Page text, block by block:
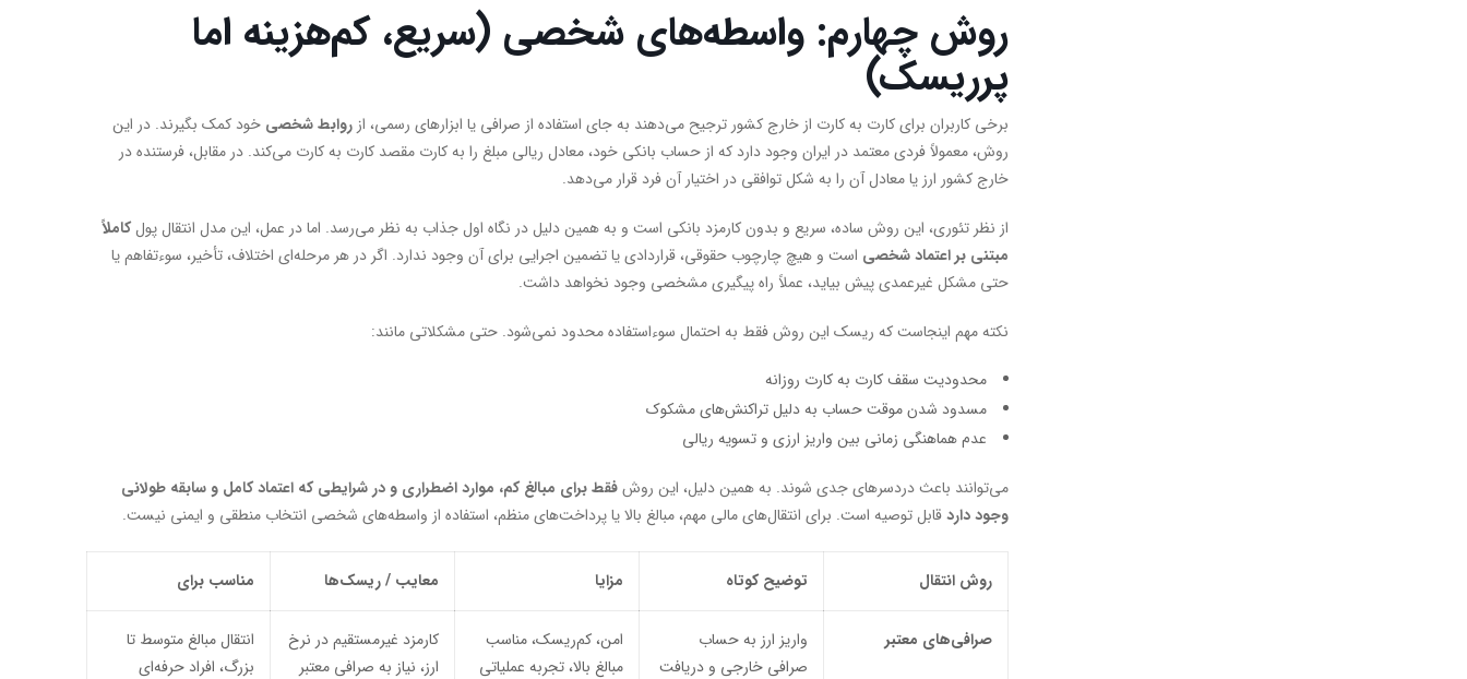
روش چهارم: واسطه‌های شخصی (سریع، کم‌هزینه اما
پرریسک)
برخی کاربران برای کارت به کارت از خارج کشور ترجیح می‌دهند به جای استفاده از صرافی یا ابزارهای رسمی، از روابط شخصی خود کمک بگیرند. در این
روش، معمولاً فردی معتمد در ایران وجود دارد که از حساب بانکی خود، معادل ریالی مبلغ را به کارت مقصد کارت به کارت می‌کند. در مقابل، فرستنده در
خارج کشور ارز یا معادل آن را به شکل توافقی در اختیار آن فرد قرار می‌دهد.
از نظر تئوری، این روش ساده، سریع و بدون کارمزد بانکی است و به همین دلیل در نگاه اول جذاب به نظر می‌رسد. اما در عمل، این مدل انتقال پولکاملاً
مبتنی بر اعتماد شخصی است و هیچ چارچوب حقوقی، قراردادی یا تضمین اجرایی برای آن وجود ندارد. اگر در هر مرحله‌ای اختلاف، تأخیر، سوءتفاهم یا
حتی مشکل غیرعمدی پیش بیاید، عملاً راه پیگیری مشخصی وجود نخواهد داشت.
نکته مهم اینجاست که ریسک این روش فقط به احتمال سوءاستفاده محدود نمی‌شود. حتی مشکلاتی مانند:
محدودیت سقف کارت به کارت روزانه
مسدود شدن موقت حساب به دلیل تراکنش‌های مشکوک
عدم هماهنگی زمانی بین واریز ارزی و تسویه ریالی
می‌توانند باعث دردسرهای جدی شوند. به همین دلیل، این روشفقط برای مبالغ کم، موارد اضطراری و در شرایطی که اعتماد کامل و سابقه طولانی
وجود داردقابل توصیه است. برای انتقال‌های مالی مهم، مبالغ بالا یا پرداخت‌های منظم، استفاده از واسطه‌های شخصی انتخاب منطقی و ایمنی نیست.
روش انتقال توضیح کوتاه مزایا معایب / ریسک‌ها مناسب برای
صرافی‌های معتبر
واریز ارز به حساب
صرافی خارجی و دریافت
امن، کم‌ریسک، مناسب
مبالغ بالا، تجربه عملیاتی
کارمزد غیرمستقیم در نرخ
ارز، نیاز به صرافی معتبر
انتقال مبالغ متوسط تا
بزرگ، افراد حرفه‌ای